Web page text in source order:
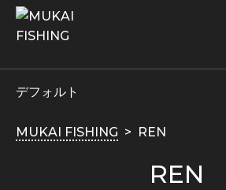
デフォルト
MUKAI FISHING REN
REN